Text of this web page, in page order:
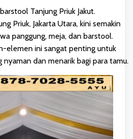
Tanjung Priuk Jakut.
Priuk, Jakarta Utara, kini semakin
panggung, meja, dan barstool.
elemen ini sangat penting untuk
nyaman dan menarik bagi para tamu.